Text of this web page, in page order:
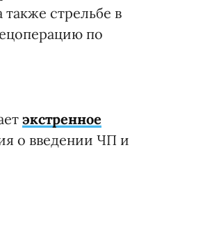
стрельбе в
по
экстренное
о введении ЧП и